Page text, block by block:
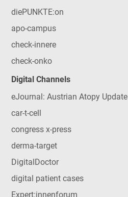
diePUNKTE:on
apo-campus
check-innere
check-onko
Digital Channels
eJournal: Austrian Atopy Update
car-t-cell
congress x-press
derma-target
DigitalDoctor
digital patient cases
Expert:innenforum